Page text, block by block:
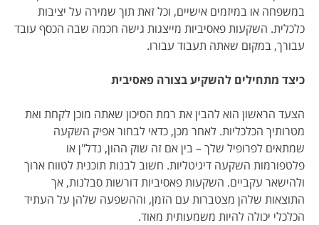
במשפחה או במיזמים אישיים, וכל זאת תוך שמירה על יציבות
כלכלית. השקעות פאסיביות מייצגות גישה חכמה שבה הכסף עובד
עבורך, במקום שאתה תעבוד עבורו.
כיצד מתחילים להשקיע בצורה פאסיבית
הצעד הראשון הוא להבין את רמת הסיכון שאתה מוכן לקחת ואת
מטרותיך הכלכליות. לאחר מכן, כדאי לבחור אפיק השקעה
שמתאים לפרופיל שלך – בין אם זה שוק ההון, נדל"ן או
פלטפורמות השקעה דיגיטליות. חשוב לבנות תוכנית לטווח ארוך
ולהישאר עקביים. השקעות פאסיביות דורשות סבלנות, אך
התוצאות שלהן מצטברות עם הזמן, וההשפעה שלהן על העתיד
הכלכלי יכולה להיות משמעותית מאוד.